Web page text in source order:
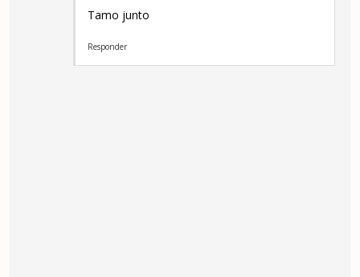
Tamo junto
Responder